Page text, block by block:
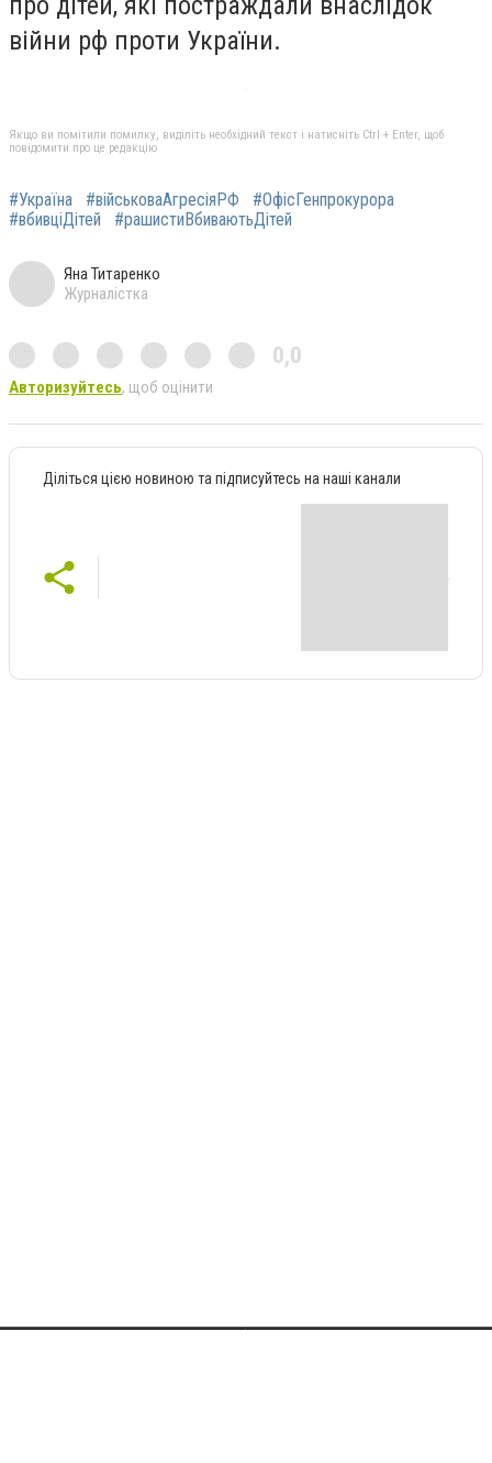
війни рф проти України.
Якщо ви помітили помилку, виділіть необхідний текст і натисніть Ctrl + Enter, щоб
повідомити про це редакцію
#Україна #військоваАгресіяРФ
#ОфісГенпрокурора
#вбивціДітей
#рашистиВбиваютьДітей
Яна Титаренко
Журналістка
0,0
Авторизуйтесь, щоб оцінити
Діліться цією новиною та підписуйтесь на наші канали